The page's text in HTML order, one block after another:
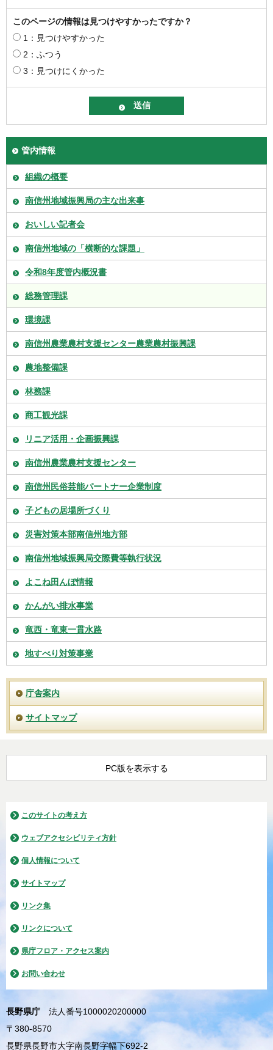
このページの情報は見つけやすかったですか？
1：見つけやすかった
2：ふつう
3：見つけにくかった
管内情報
組織の概要
南信州地域振興局の主な出来事
おいしい記者会
南信州地域の「横断的な課題」
令和8年度管内概況書
総務管理課
環境課
南信州農業農村支援センター農業農村振興課
農地整備課
林務課
商工観光課
リニア活用・企画振興課
南信州農業農村支援センター
南信州民俗芸能パートナー企業制度
子どもの居場所づくり
災害対策本部南信州地方部
南信州地域振興局交際費等執行状況
よこね田んぼ情報
かんがい排水事業
竜西・竜東一貫水路
地すべり対策事業
庁舎案内
サイトマップ
PC版を表示する
このサイトの考え方
ウェブアクセシビリティ方針
個人情報について
サイトマップ
リンク集
リンクについて
県庁フロア・アクセス案内
お問い合わせ
長野県庁
法人番号1000020200000
〒380-8570
長野県長野市大字南長野字幅下692-2